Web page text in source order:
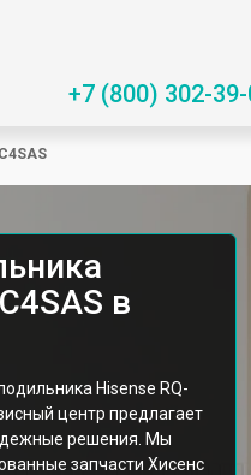
+7 (800) 302-
в
Hisense RQ-
центр предлагает
решения. Мы
запчасти Хисенс